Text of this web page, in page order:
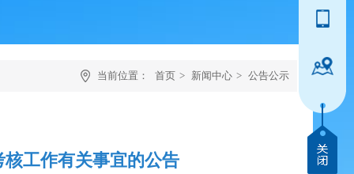
当前位置： 首页 > 新闻中心 > 公告公示
工作有关事宜的公告